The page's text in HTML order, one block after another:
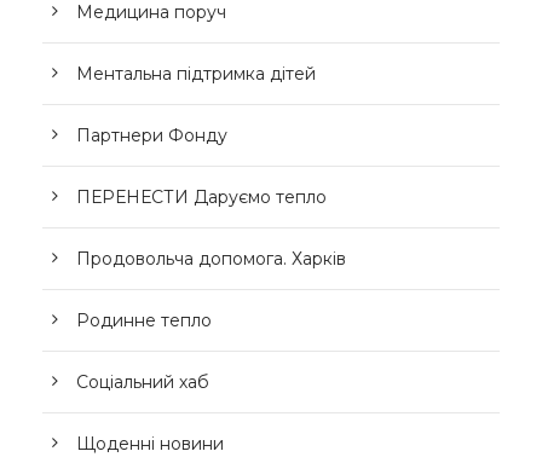
Медицина поруч
Ментальна підтримка дітей
Партнери Фонду
ПЕРЕНЕСТИ Даруємо тепло
Продовольча допомога. Харків
Родинне тепло
Соціальний хаб
Щоденні новини